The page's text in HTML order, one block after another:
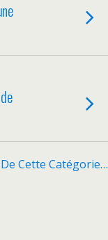
Cette Catégorie…